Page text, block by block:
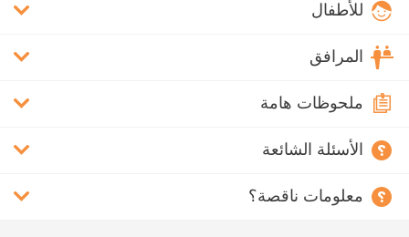
للأطفال
المرافق
ملحوظات هامة
الأسئلة الشائعة
معلومات ناقصة؟